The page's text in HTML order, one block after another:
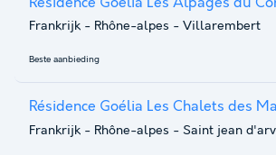
Résidence Goélia Les Alpages du
Frankrijk - Rhône-alpes - Villarembert
Beste aanbieding
Résidence Goélia Les Chalets des
Frankrijk - Rhône-alpes - Saint jean